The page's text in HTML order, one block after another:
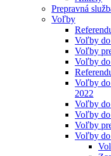
Prepravná
Voľby
Voľby do
Voľby
Voľby
Voľby do
2022
Voľby
Voľby do
Voľby
Voľby do